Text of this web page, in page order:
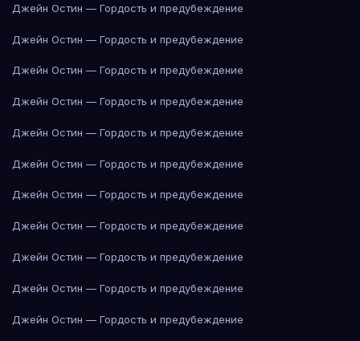
Джейн Остин — Гордость и предубеждение
Джейн Остин — Гордость и предубеждение
Джейн Остин — Гордость и предубеждение
Джейн Остин — Гордость и предубеждение
Джейн Остин — Гордость и предубеждение
Джейн Остин — Гордость и предубеждение
Джейн Остин — Гордость и предубеждение
Джейн Остин — Гордость и предубеждение
Джейн Остин — Гордость и предубеждение
Джейн Остин — Гордость и предубеждение
Джейн Остин — Гордость и предубеждение